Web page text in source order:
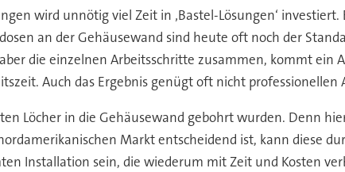
wird unnötig viel Zeit in ‚Bastel-Lösungen‘
an der Gehäusewand sind heute oft noch der
die einzelnen Arbeitsschritte zusammen, kommt ein
Auch das Ergebnis genügt oft nicht professionellen
Löcher in die Gehäusewand gebohrt wurden. Denn
Markt entscheidend ist, kann diese
Installation sein, die wiederum mit Zeit und Kosten